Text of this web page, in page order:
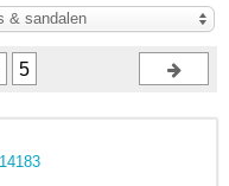
& sandalen
5